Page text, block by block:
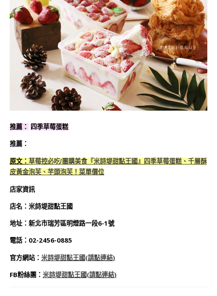
推薦： 四季草莓蛋糕
推薦：
原文： 草莓控必吃/團購美食『米詩堤甜點王國』四季草莓蛋糕、千層酥
皮黃金泡芙、芋頭泡芙！菜單價位
店家資訊
店名：米詩堤甜點王國
地址：新北市瑞芳區明燈路一段6-1號
電話：02-2456-0885
官方網站： 米詩堤甜點王國(請點連結)
FB粉絲團： 米詩堤甜點王國(請點連結)